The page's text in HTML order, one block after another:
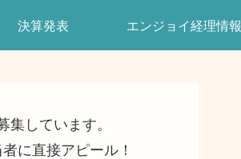
決算発表 エンジョイ経理情報
しています。
に直接アピール！